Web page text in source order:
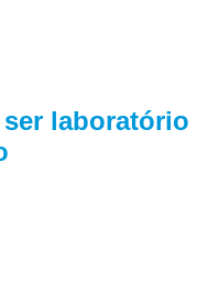
laboratório